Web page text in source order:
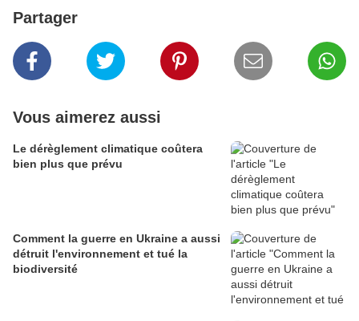
Partager
Vous aimerez aussi
Le dérèglement climatique coûtera
bien plus que prévu
Comment la guerre en Ukraine a aussi
détruit l'environnement et tué la
biodiversité